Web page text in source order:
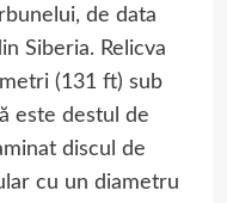
de data
Siberia. Relicva
(131 ft) sub
este destul de
discul de
cu un diametru